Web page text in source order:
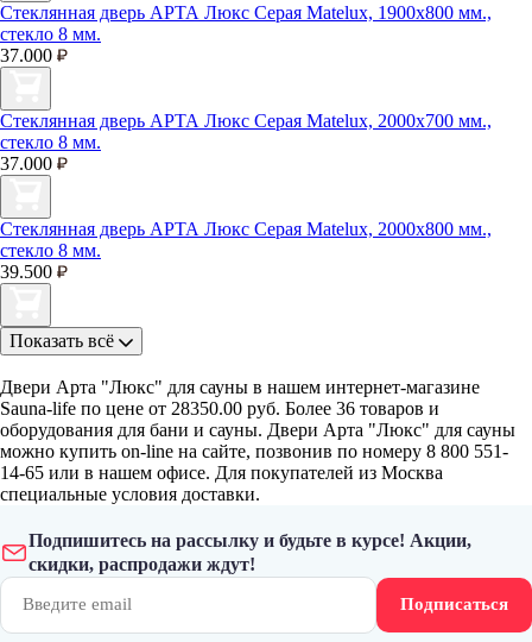
Стеклянная дверь АРТА Люкс Серая Matelux, 1900х800 мм.,
стекло 8 мм.
37.000
Стеклянная дверь АРТА Люкс Серая Matelux, 2000х700 мм.,
стекло 8 мм.
37.000
Стеклянная дверь АРТА Люкс Серая Matelux, 2000х800 мм.,
стекло 8 мм.
39.500
Показать всё
Двери Арта "Люкс" для сауны в нашем интернет-магазине
Sauna-life по цене от 28350.00 руб. Более 36 товаров и
оборудования для бани и сауны. Двери Арта "Люкс" для сауны
можно купить on-line на сайте, позвонив по номеру 8 800 551-
14-65 или в нашем офисе. Для покупателей из Москва
специальные условия доставки.
Подпишитесь на рассылку и будьте в курсе! Акции,
скидки, распродажи ждут!
Подписаться